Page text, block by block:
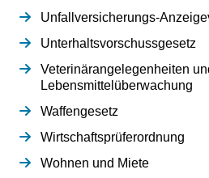
Unfallversicherungs-
Unterhaltsvorschussgesetz
Veterinärangelegenheiten
Lebensmittelüberwachung
Waffengesetz
Wirtschaftsprüferordnung
Wohnen und Miete